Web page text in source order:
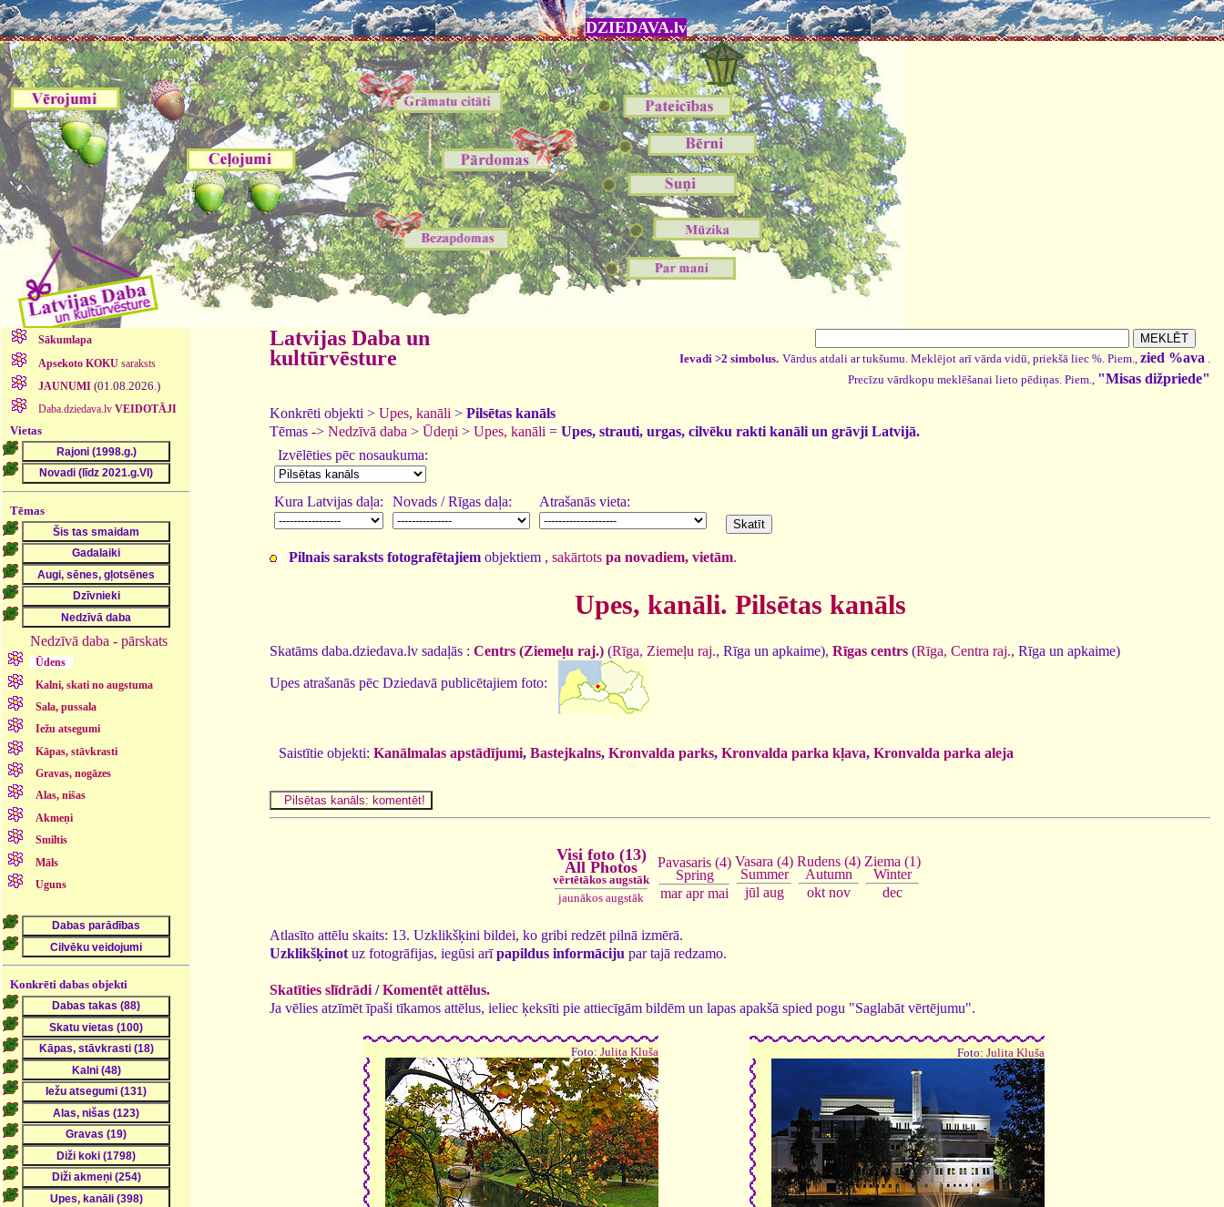
DZIEDAVA.lv
Sākumlapa
Apsekoto KOKUsaraksts
JAUNUMI (01.08.2026.)
Daba.dziedava.lv VEIDOTĀJI
Vietas
Tēmas
Nedzīvā daba - pārskats
Ūdens
Kalni, skati no augstuma
Sala, pussala
Iežu atsegumi
Kāpas, stāvkrasti
Gravas, nogāzes
Alas, nišas
Akmeņi
Smiltis
Māls
Uguns
Konkrēti dabas objekti
Latvijas Daba un
kultūrvēsture
Ievadi >2 simbolus. Vārdus atdali ar tukšumu. Meklējot arī vārda vidū, priekšā liec %. Piem., zied %ava .
Precīzu vārdkopu meklēšanai lieto pēdiņas. Piem., "Misas dižpriede"
Konkrēti objekti > Upes, kanāli > Pilsētas kanāls
Tēmas -> Nedzīvā daba > Ūdeņi > Upes, kanāli = Upes, strauti, urgas, cilvēku rakti kanāli un grāvji Latvijā.
Izvēlēties pēc nosaukuma:
Kura Latvijas daļa: Novads / Rīgas daļa: Atrašanās vieta:
Pilnais saraksts fotografētajiem objektiem , sakārtots pa novadiem, vietām.
Upes, kanāli. Pilsētas kanāls
Skatāms daba.dziedava.lv sadaļās : Centrs (Ziemeļu raj.) (Rīga, Ziemeļu raj., Rīga un apkaime), Rīgas centrs (Rīga, Centra raj., Rīga un apkaime)
Upes atrašanās pēc Dziedavā publicētajiem foto:
Saistītie objekti: Kanālmalas apstādījumi, Bastejkalns, Kronvalda parks, Kronvalda parka kļava, Kronvalda parka aleja
Visi foto (13)
All Photos
vērtētākos augstāk
jaunākos augstāk
Pavasaris (4)
Spring
mar apr mai
Vasara (4)
Summer
jūl aug
Rudens (4)
Autumn
okt nov
Ziema (1)
Winter
dec
Atlasīto attēlu skaits: 13. Uzklikšķini bildei, ko gribi redzēt pilnā izmērā.
Uzklikšķinot uz fotogrāfijas, iegūsi arīpapildus informāciju par tajā redzamo.
Skatīties slīdrādi /Komentēt attēlus.
Ja vēlies atzīmēt īpaši tīkamos attēlus, ieliec ķeksīti pie attiecīgām bildēm un lapas apakšā spied pogu "Saglabāt vērtējumu".
Foto: Julita Kluša Foto: Julita Kluša